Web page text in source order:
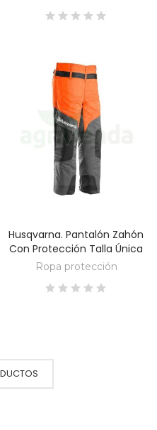
DESCUBRE
Husqvarna. Pantalón Zahón
Con Protección Talla Única
Ropa protección